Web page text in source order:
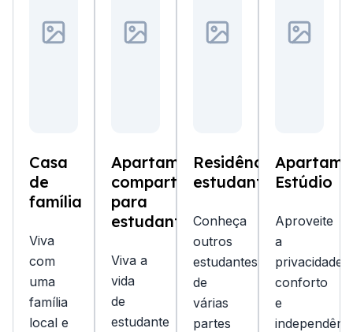
Casa
de
família
Viva
com
uma
família
local e
Apartamento
compartilhado
para
estudantes
Viva a
vida
de
estudante
Residência
estudantil
Conheça
outros
estudantes
de
várias
partes
Estúdio
Aproveite
a
privacidade,
conforto
e